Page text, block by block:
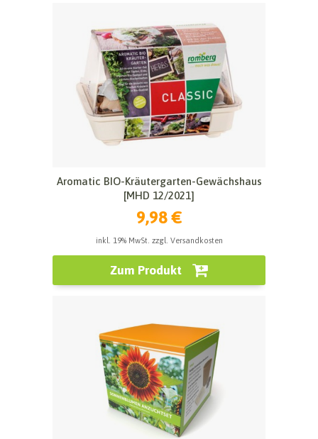
Aromatic BIO-Kräutergarten-Gewächshaus
[MHD 12/2021]
9,98 €
inkl. 19% MwSt. zzgl. Versandkosten
Zum Produkt